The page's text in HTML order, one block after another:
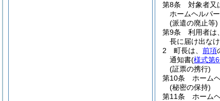
第8条
対象者又
ホームヘルパ
(派遣の廃止等)
第9条
利用者は
長に届け出な
2
町長は、 前項
通知書(様式第
(証票の携行)
第10条
ホーム
(秘密の保持)
第11条
ホーム